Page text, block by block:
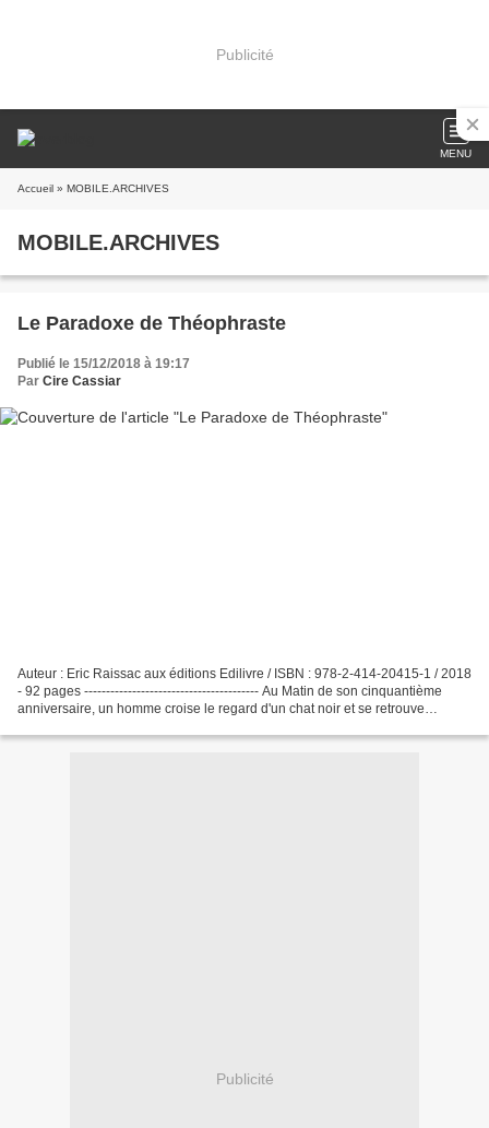
Publicité
MENU
Accueil » MOBILE.ARCHIVES
MOBILE.ARCHIVES
Le Paradoxe de Théophraste
Publié le 15/12/2018 à 19:17
Par Cire Cassiar
Auteur : Eric Raissac aux éditions Edilivre / ISBN : 978-2-414-20415-1 / 2018
- 92 pages ---------------------------------------- Au Matin de son cinquantième
anniversaire, un homme croise le regard d'un chat noir et se retrouve
Publicité